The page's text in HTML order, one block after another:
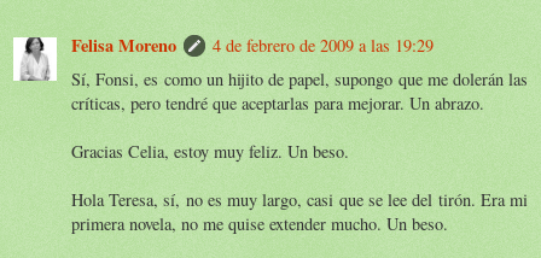
Felisa Moreno
4 de febrero de 2009 a las 19:29
Sí, Fonsi, es como un hijito de papel, supongo que me dolerán las
críticas, pero tendré que aceptarlas para mejorar. Un abrazo.
Gracias Celia, estoy muy feliz. Un beso.
Hola Teresa, sí, no es muy largo, casi que se lee del tirón. Era mi
primera novela, no me quise extender mucho. Un beso.